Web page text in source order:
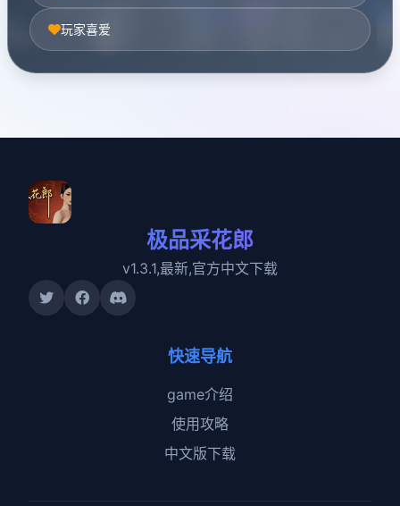
玩家喜爱
极品采花郎
v1.3.1,最新,官方中文下载
快速导航
game介绍
使用攻略
中文版下载